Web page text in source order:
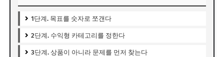
1단계. 목표를 숫자로 쪼갠다
2단계. 수익형 카테고리를 정한다
3단계. 상품이 아니라 문제를 먼저 찾는다